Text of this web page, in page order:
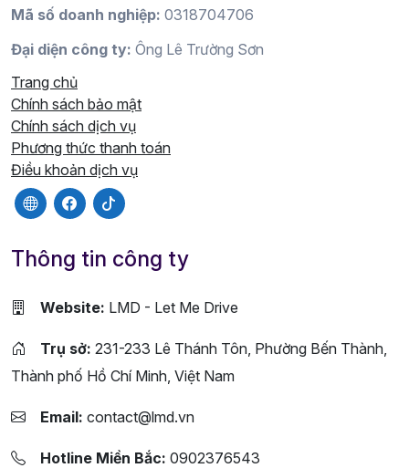
Mã số doanh nghiệp: 0318704706
Đại diện công ty: Ông Lê Trường Sơn
Trang chủ
Chính sách bảo mật
Chính sách dịch vụ
Phương thức thanh toán
Điều khoản dịch vụ
Thông tin công ty
Website: LMD - Let Me Drive
Trụ sở: 231-233 Lê Thánh Tôn, Phường Bến Thành,
Thành phố Hồ Chí Minh, Việt Nam
Email: contact@lmd.vn
Hotline Miền Bắc: 0902376543